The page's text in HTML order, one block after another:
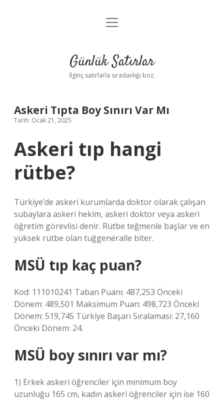
Anasayfa
Yasal Uyarı
menüyü
Günlük Satırlar
İlginç satırlarla sıradanlığı boz.
Askeri Tıpta Boy Sınırı Var Mı
Tarih: Ocak 21, 2025
Askeri tıp hangi
rütbe?
Türkiye’de askeri kurumlarda doktor olarak çalışan
subaylara askeri hekim, askeri doktor veya askeri
öğretim görevlisi denir. Rütbe teğmenle başlar ve en
yüksek rütbe olan tuğgeneralle biter.
MSÜ tıp kaç puan?
Kod: 111010241 Taban Puanı: 487,253 Önceki
Dönem: 489,501 Maksimum Puan: 498,723 Önceki
Dönem: 519,745 Türkiye Başarı Sıralaması: 27,160
Önceki Dönem: 24.
MSÜ boy sınırı var mı?
1) Erkek askeri öğrenciler için minimum boy
uzunluğu 165 cm, kadın askeri öğrenciler için ise 160